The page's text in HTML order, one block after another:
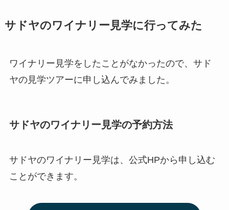
サドヤのワイナリー見学に行ってみた
ワイナリー見学をしたことがなかったので、サド
ヤの見学ツアーに申し込んでみました。
サドヤのワイナリー見学の予約方法
サドヤのワイナリー見学は、公式HPから申し込む
ことができます。